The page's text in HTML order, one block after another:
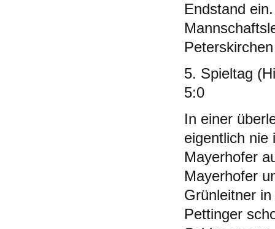
Endstand
5. Spieltag
5:0
In einer
eigentlich nie
Mayerhofer
Mayerhofer
Grünleitner
Pettinger